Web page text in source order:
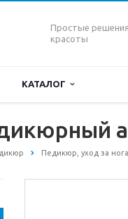
Простые
красоты
КАТАЛОГ
Педикюр, уход за